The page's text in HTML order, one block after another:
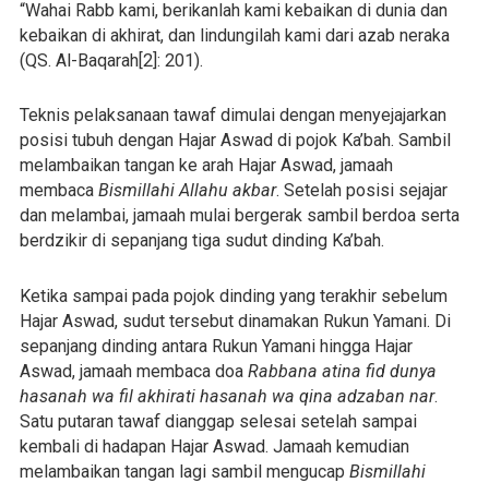
“Wahai Rabb kami, berikanlah kami kebaikan di dunia dan
kebaikan di akhirat, dan lindungilah kami dari azab neraka
(QS. Al-Baqarah[2]: 201).
Teknis pelaksanaan tawaf dimulai dengan menyejajarkan
posisi tubuh dengan Hajar Aswad di pojok Ka’bah. Sambil
melambaikan tangan ke arah Hajar Aswad, jamaah
membaca Bismillahi Allahu akbar. Setelah posisi sejajar
dan melambai, jamaah mulai bergerak sambil berdoa serta
berdzikir di sepanjang tiga sudut dinding Ka’bah.
Ketika sampai pada pojok dinding yang terakhir sebelum
Hajar Aswad, sudut tersebut dinamakan Rukun Yamani. Di
sepanjang dinding antara Rukun Yamani hingga Hajar
Aswad, jamaah membaca doa Rabbana atina fid dunya
hasanah wa fil akhirati hasanah wa qina adzaban nar.
Satu putaran tawaf dianggap selesai setelah sampai
kembali di hadapan Hajar Aswad. Jamaah kemudian
melambaikan tangan lagi sambil mengucap Bismillahi